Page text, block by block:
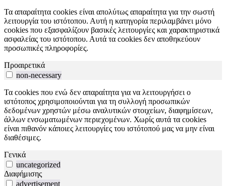
Τα απαραίτητα cookies είναι απολύτως απαραίτητα για την σωστή
λειτουργία του ιστότοπου. Αυτή η κατηγορία περιλαμβάνει μόνο
cookies που εξασφαλίζουν βασικές λειτουργίες και χαρακτηριστικά
ασφαλείας του ιστότοπου. Αυτά τα cookies δεν αποθηκεύουν
προσωπικές πληροφορίες.
Προαιρετικά
non-necessary
Τα cookies που ενώ δεν απαραίτητα για να λειτουργήσει ο
ιστότοπος χρησιμοποιούνται για τη συλλογή προσωπικών
δεδομένων χρηστών μέσω αναλυτικών στοιχείων, διαφημίσεων,
άλλων ενσωματωμένων περιεχομένων. Χωρίς αυτά τα cookies
είναι πιθανόν κάποιες λειτουργίες του ιστότοπού μας να μην είναι
διαθέσιμες.
Γενικά
uncategorized
Διαφήμισης
advertisement